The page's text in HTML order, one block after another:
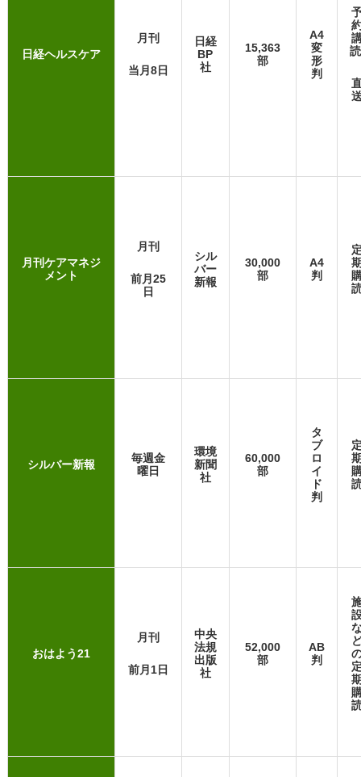
日経ヘルスケア
月刊
当月8日
日経
BP
社
15,363
部
A4
変
形
判
月刊ケアマネジ
メント
月刊
前月25
日
シル
バー
新報
30,000
部
A4
判
シルバー新報
毎週金
曜日
環境
新聞
社
60,000
部
タ
ブ
ロ
イ
ド
判
おはよう21
月刊
前月1日
中央
法規
出版
社
52,000
部
AB
判